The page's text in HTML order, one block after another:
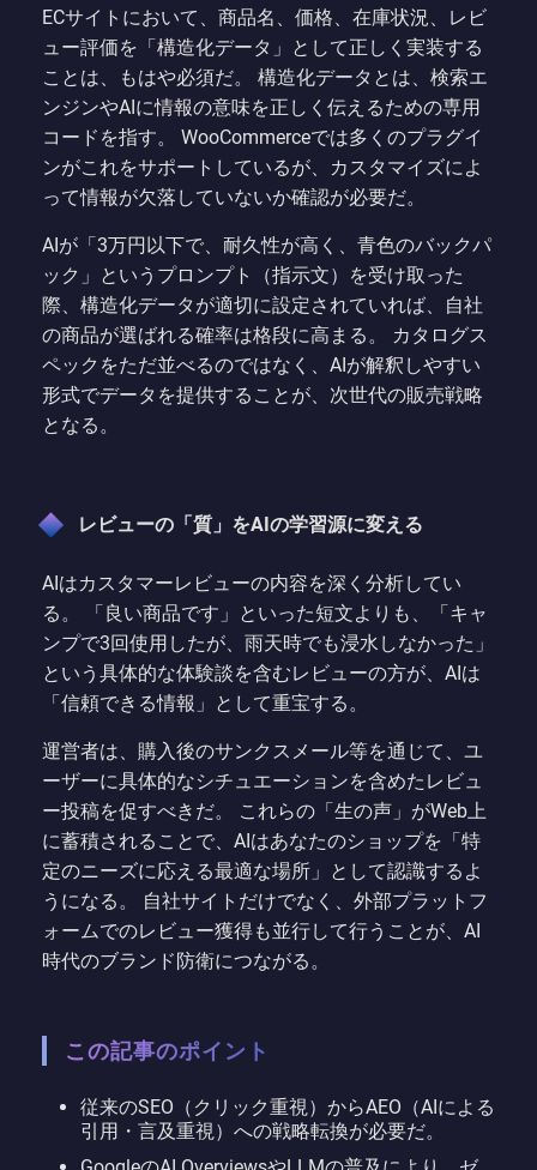
ECサイトにおいて、商品名、価格、在庫状況、レビ
ュー評価を「構造化データ」として正しく実装する
ことは、もはや必須だ。 構造化データとは、検索エ
ンジンやAIに情報の意味を正しく伝えるための専用
コードを指す。 WooCommerceでは多くのプラグイ
ンがこれをサポートしているが、カスタマイズによ
って情報が欠落していないか確認が必要だ。
AIが「3万円以下で、耐久性が高く、青色のバックパ
ック」というプロンプト（指示文）を受け取った
際、構造化データが適切に設定されていれば、自社
の商品が選ばれる確率は格段に高まる。 カタログス
ペックをただ並べるのではなく、AIが解釈しやすい
形式でデータを提供することが、次世代の販売戦略
となる。
レビューの「質」をAIの学習源に変える
AIはカスタマーレビューの内容を深く分析してい
る。 「良い商品です」といった短文よりも、「キャ
ンプで3回使用したが、雨天時でも浸水しなかった」
という具体的な体験談を含むレビューの方が、AIは
「信頼できる情報」として重宝する。
運営者は、購入後のサンクスメール等を通じて、ユ
ーザーに具体的なシチュエーションを含めたレビュ
ー投稿を促すべきだ。 これらの「生の声」がWeb上
に蓄積されることで、AIはあなたのショップを「特
定のニーズに応える最適な場所」として認識するよ
うになる。 自社サイトだけでなく、外部プラットフ
ォームでのレビュー獲得も並行して行うことが、AI
時代のブランド防衛につながる。
この記事のポイント
従来のSEO（クリック重視）からAEO（AIによる
引用・言及重視）への戦略転換が必要だ。